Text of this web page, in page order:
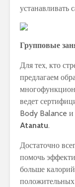
устанавливать
Групповые
Для тех, кто
предлагаем
ведет
Body Balance и
Atanatu.
Достаточно
помочь
больше